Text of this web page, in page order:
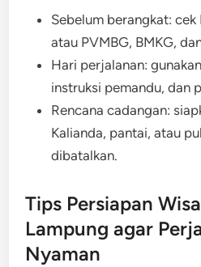
Sebelum berangkat:
atau PVMBG, BMKG,
Hari perjalanan:
instruksi pemandu, dan
Rencana cadangan:
Kalianda, pantai, atau
dibatalkan.
Tips Persiapan
Lampung agar
Nyaman